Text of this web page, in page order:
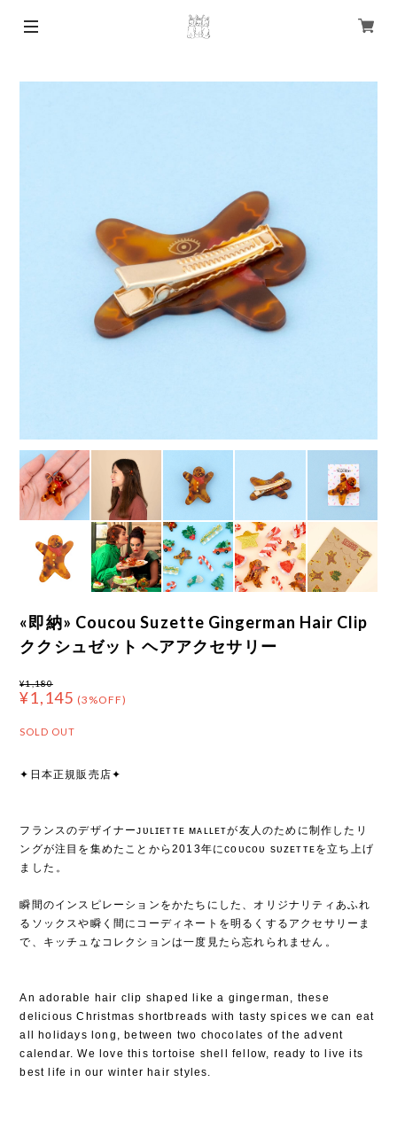
«即納» Coucou Suzette Gingerman Hair Clip
ククシュゼット ヘアアクセサリー
¥1,180
¥1,145 (3%OFF)
SOLD OUT
✦日本正規販売店✦
フランスのデザイナーᴊᴜʟɪᴇᴛᴛᴇ ᴍᴀʟʟᴇᴛが友人のために制作したリ
ングが注目を集めたことから2013年にᴄᴏᴜᴄᴏᴜ sᴜᴢᴇᴛᴛᴇを立ち上げ
ました⁡。
瞬間のインスピレーションをかたちにした、オリジナリティあふれ
るソックスや瞬く間にコーディネートを明るくするアクセサリーま
で、キッチュなコレクションは一度見たら忘れられません⁡。
An adorable hair clip shaped like a gingerman, these
delicious Christmas shortbreads with tasty spices we can eat
all holidays long, between two chocolates of the advent
calendar. We love this tortoise shell fellow, ready to live its
best life in our winter hair styles.